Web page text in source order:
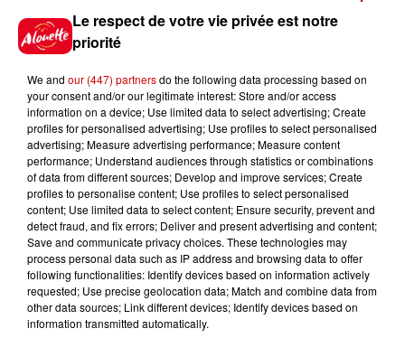
Jeux Voir plus
festival Marché Gourmand 2026
à Coulon !
Le Duel - Gagnez vos entrées
pour l'un des zoos de nos
régions !
Destination Vacances - Gagnez
votre séjour en famille au cœur
Le respect de votre vie privée est notre
priorité
We and our (447) partnersdo the following data processing based on
your consent and/or our legitimate interest: Store and/or access
information on a device; Use limited data to select advertising; Create
profiles for personalised advertising; Use profiles to select personalised
advertising; Measure advertising performance; Measure content
performance; Understand audiences through statistics or combinations
of data from different sources; Develop and improve services; Create
profiles to personalise content; Use profiles to select personalised
content; Use limited data to select content; Ensure security, prevent and
detect fraud, and fix errors; Deliver and present advertising and content;
Save and communicate privacy choices. These technologies may
process personal data such as IP address and browsing data to offer
following functionalities: Identify devices based on information actively
requested; Use precise geolocation data; Match and combine data from
other data sources; Link different devices; Identify devices based on
information transmitted automatically.